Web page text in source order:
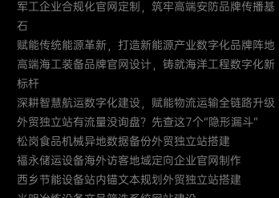
军工企业合规化官网定制，筑牢高端安防品牌传播基
石
赋能传统能源革新，打造新能源产业数字化品牌阵地
高端海工装备品牌官网设计，铸就海洋工程数字化新
标杆
深耕智慧航运数字化建设，赋能物流运输全链路升级
外贸独立站有流量没询盘？先查这7个“隐形漏斗”
松岗食品机械异地数据备份外贸独立站搭建
福永储运设备海外访客地域定向企业官网制作
西乡节能设备站内锚文本规划外贸独立站搭建